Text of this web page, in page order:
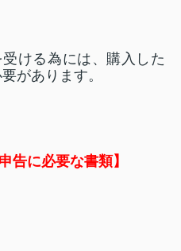
ける為には、購入した
があります。
告に必要な書類】